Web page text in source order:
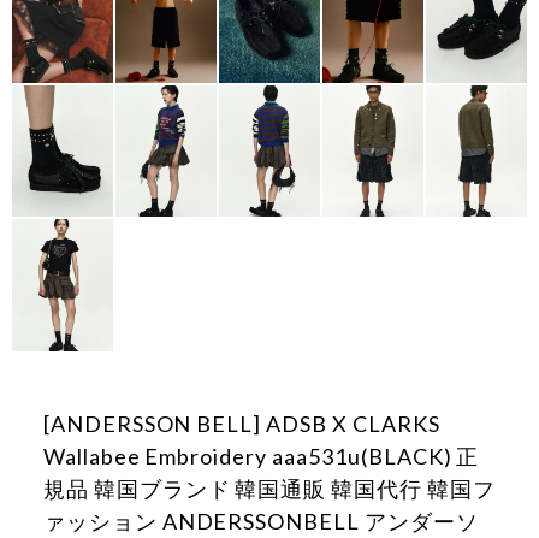
[ANDERSSON BELL] ADSB X CLARKS
Wallabee Embroidery aaa531u(BLACK) 正
規品 韓国ブランド 韓国通販 韓国代行 韓国フ
ァッション ANDERSSONBELL アンダーソ